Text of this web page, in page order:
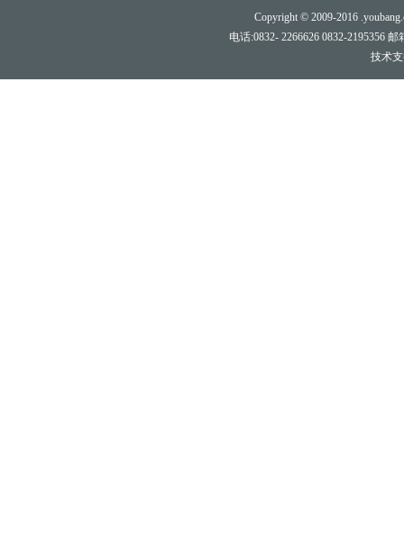
Copyright © 2009-2016
电话:0832- 2266626 0832-2195356
技术